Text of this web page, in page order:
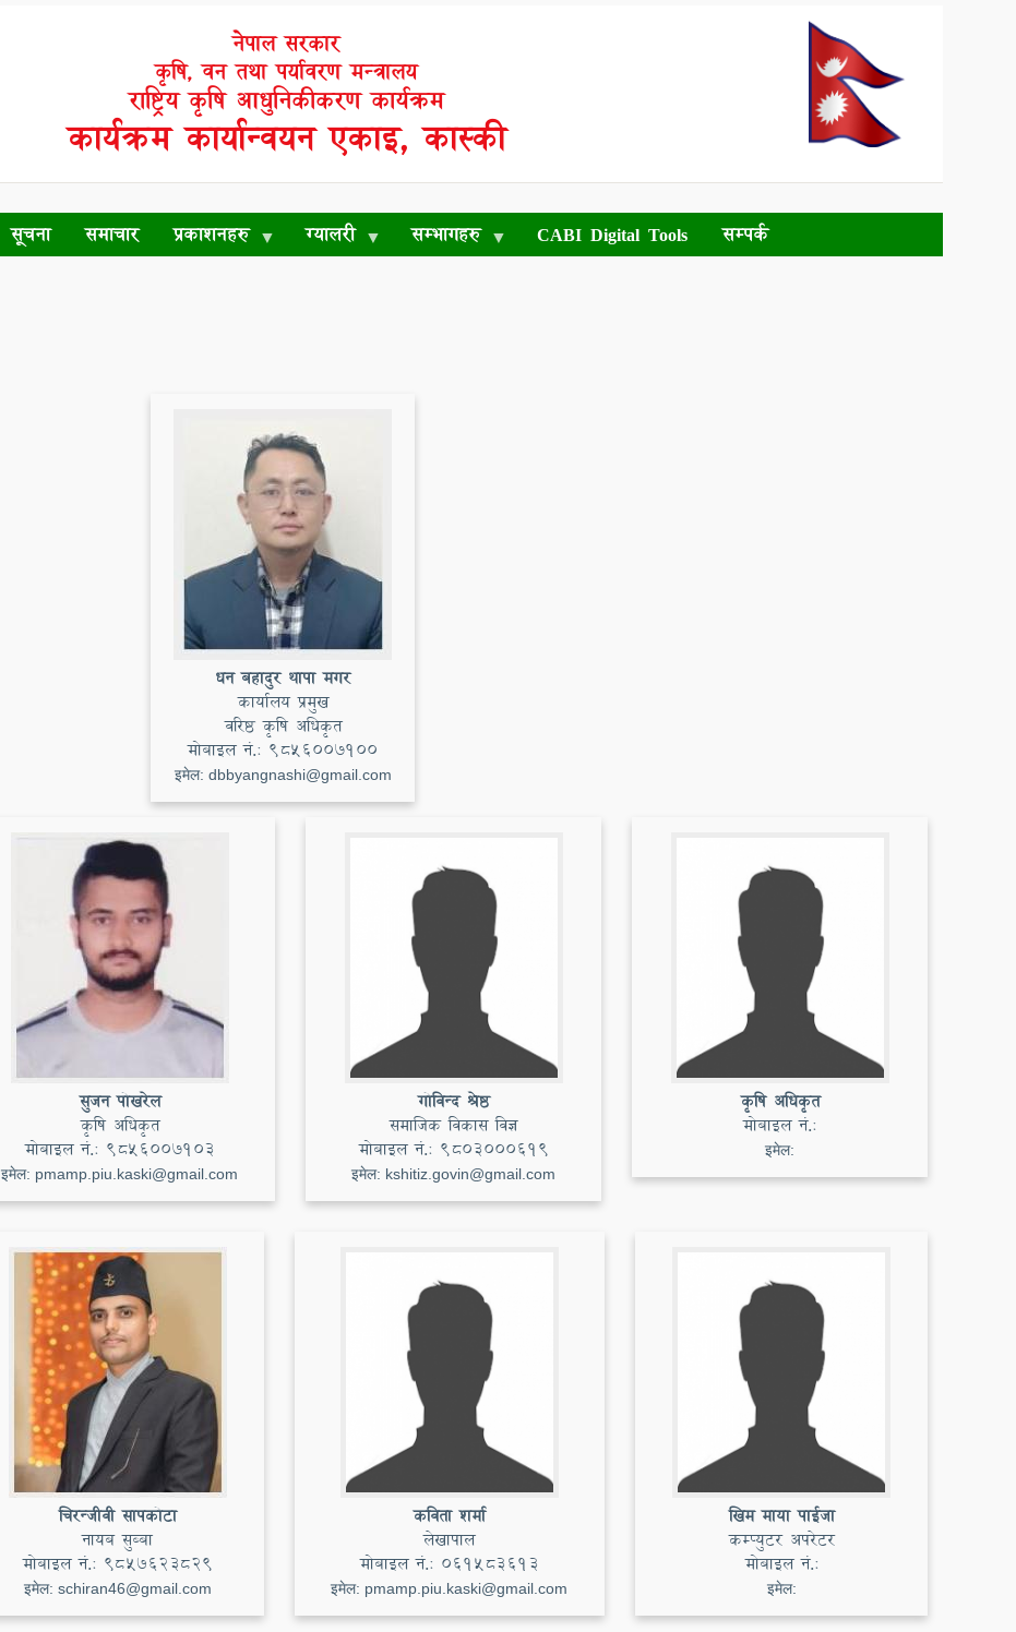
नेपाल सरकार
कृषि, वन तथा पर्यावरण मन्त्रालय
राष्ट्रिय कृषि आधुनिकीकरण कार्यक्रम
कार्यक्रम कार्यान्वयन एकाइ, कास्की
सूचना समाचार प्रकाशनहरु ग्यालरी सम्भागहरु CABI Digital Tools सम्पर्क
धन बहादुर थापा मगर
कार्यालय प्रमुख
वरिष्ठ कृषि अधिकृत
मोबाइल नं.: 9856007100
इमेल: dbbyangnashi@gmail.com
सुजन पोखरेल
कृषि अधिकृत
मोबाइल नं.: 9856007103
इमेल: pmamp.piu.kaski@gmail.com
गोविन्द श्रेष्ठ
समाजिक विकास विज्ञ
मोबाइल नं.: 9803000619
इमेल: kshitiz.govin@gmail.com
कृषि अधिकृत
मोबाइल नं.:
इमेल:
चिरन्जीवी सापकोटा
नायब सुब्बा
मोबाइल नं.: ९८५७६२३८२९
इमेल: schiran46@gmail.com
कविता शर्मा
लेखापाल
मोबाइल नं.: 061583613
इमेल: pmamp.piu.kaski@gmail.com
खिम माया पाईजा
कम्प्युटर अपरेटर
मोबाइल नं.:
इमेल: